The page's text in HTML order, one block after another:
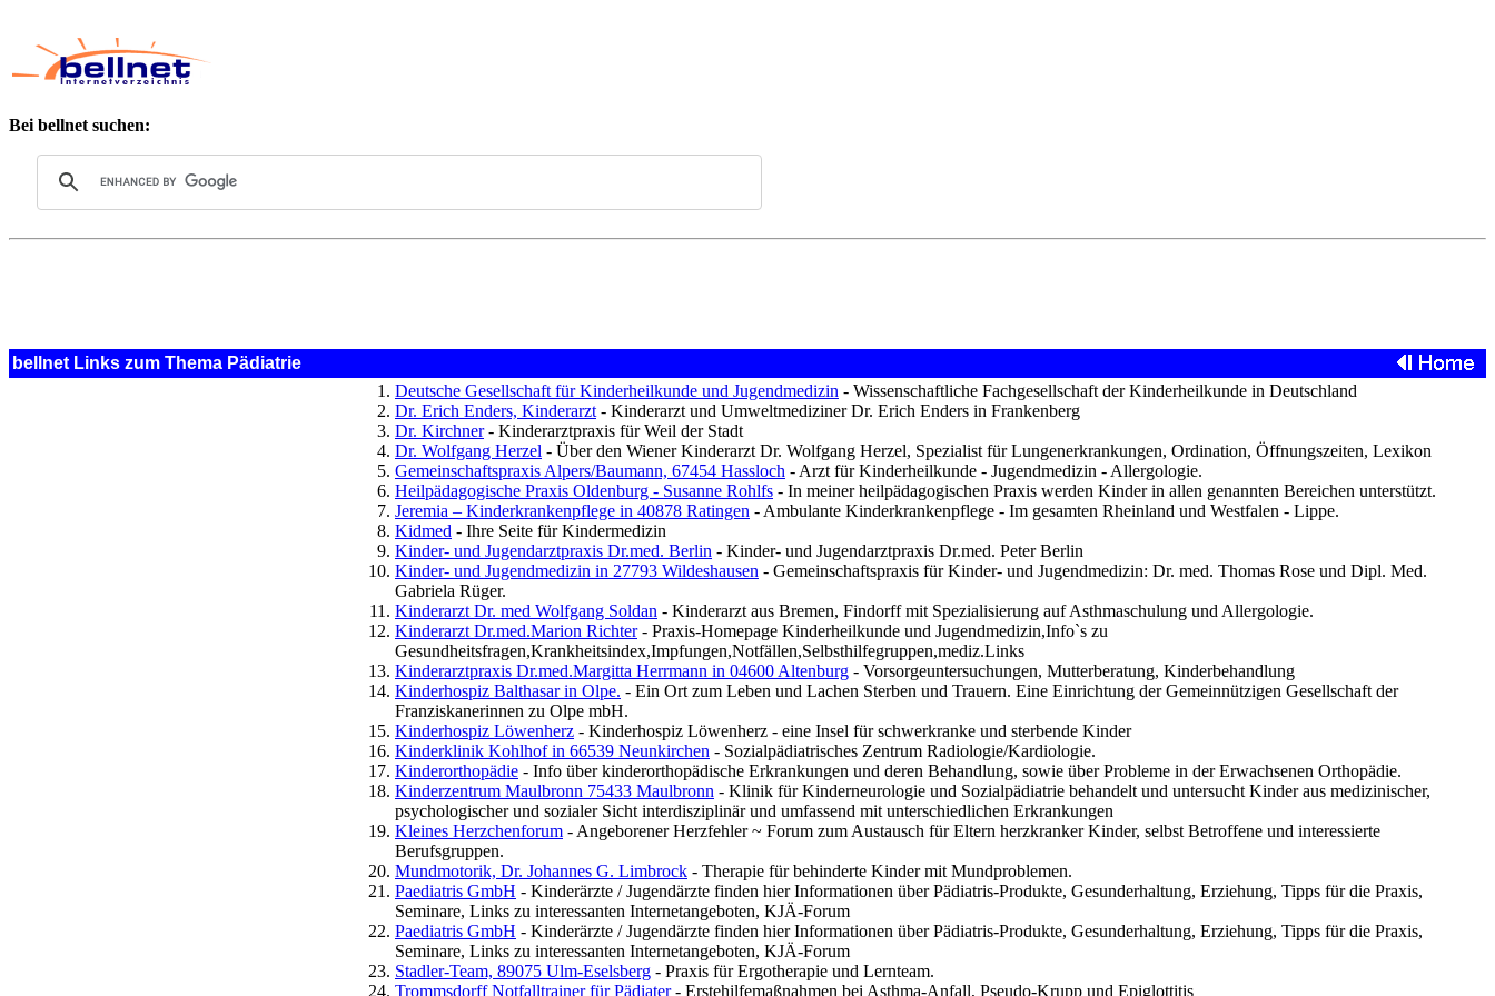
Bei bellnet suchen:
bellnet Links zum Thema Pädiatrie
Deutsche Gesellschaft für Kinderheilkunde und Jugendmedizin - Wissenschaftliche Fachgesellschaft der Kinderheilkunde in Deutschland
Dr. Erich Enders, Kinderarzt - Kinderarzt und Umweltmediziner Dr. Erich Enders in Frankenberg
Dr. Kirchner- Kinderarztpraxis für Weil der Stadt
Dr. Wolfgang Herzel - Über den Wiener Kinderarzt Dr. Wolfgang Herzel, Spezialist für Lungenerkrankungen, Ordination, Öffnungszeiten, Lexikon
Gemeinschaftspraxis Alpers/Baumann, 67454 Hassloch - Arzt für Kinderheilkunde - Jugendmedizin - Allergologie.
Heilpädagogische Praxis Oldenburg - Susanne Rohlfs - In meiner heilpädagogischen Praxis werden Kinder in allen genannten Bereichen unterstützt.
Jeremia – Kinderkrankenpflege in 40878 Ratingen - Ambulante Kinderkrankenpflege - Im gesamten Rheinland und Westfalen - Lippe.
Kidmed - Ihre Seite für Kindermedizin
Kinder- und Jugendarztpraxis Dr.med. Berlin - Kinder- und Jugendarztpraxis Dr.med. Peter Berlin
Kinder- und Jugendmedizin in 27793 Wildeshausen - Gemeinschaftspraxis für Kinder- und Jugendmedizin: Dr. med. Thomas Rose und Dipl. Med.
Gabriela Rüger.
Kinderarzt Dr. med Wolfgang Soldan - Kinderarzt aus Bremen, Findorff mit Spezialisierung auf Asthmaschulung und Allergologie.
Kinderarzt Dr.med.Marion Richter- Praxis-Homepage Kinderheilkunde und Jugendmedizin,Info`s zu
Gesundheitsfragen,Krankheitsindex,Impfungen,Notfällen,Selbsthilfegruppen,mediz.Links
Kinderarztpraxis Dr.med.Margitta Herrmann in 04600 Altenburg - Vorsorgeuntersuchungen, Mutterberatung, Kinderbehandlung
Kinderhospiz Balthasar in Olpe. - Ein Ort zum Leben und Lachen Sterben und Trauern. Eine Einrichtung der Gemeinnützigen Gesellschaft der
Franziskanerinnen zu Olpe mbH.
Kinderhospiz Löwenherz - Kinderhospiz Löwenherz - eine Insel für schwerkranke und sterbende Kinder
Kinderklinik Kohlhof in 66539 Neunkirchen - Sozialpädiatrisches Zentrum Radiologie/Kardiologie.
Kinderorthopädie - Info über kinderorthopädische Erkrankungen und deren Behandlung, sowie über Probleme in der Erwachsenen Orthopädie.
Kinderzentrum Maulbronn 75433 Maulbronn - Klinik für Kinderneurologie und Sozialpädiatrie behandelt und untersucht Kinder aus medizinischer,
psychologischer und sozialer Sicht interdisziplinär und umfassend mit unterschiedlichen Erkrankungen
Kleines Herzchenforum - Angeborener Herzfehler ~ Forum zum Austausch für Eltern herzkranker Kinder, selbst Betroffene und interessierte
Berufsgruppen.
Mundmotorik, Dr. Johannes G. Limbrock - Therapie für behinderte Kinder mit Mundproblemen.
Paediatris GmbH - Kinderärzte / Jugendärzte finden hier Informationen über Pädiatris-Produkte, Gesunderhaltung, Erziehung, Tipps für die Praxis,
Seminare, Links zu interessanten Internetangeboten, KJÄ-Forum
Paediatris GmbH - Kinderärzte / Jugendärzte finden hier Informationen über Pädiatris-Produkte, Gesunderhaltung, Erziehung, Tipps für die Praxis,
Seminare, Links zu interessanten Internetangeboten, KJÄ-Forum
Stadler-Team, 89075 Ulm-Eselsberg - Praxis für Ergotherapie und Lernteam.
Trommsdorff Notfalltrainer für Pädiater- Erstehilfemaßnahmen bei Asthma-Anfall, Pseudo-Krupp und Epiglottitis